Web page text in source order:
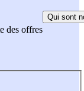
des offres
Qui sont